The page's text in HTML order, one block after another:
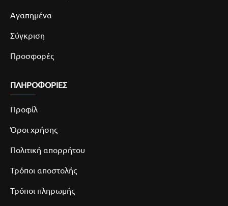
Αγαπημένα
Σύγκριση
Προσφορές
ΠΛΗΡΟΦΟΡΙΕΣ
Προφίλ
Όροι χρήσης
Πολιτική απορρήτου
Τρόποι αποστολής
Τρόποι πληρωμής